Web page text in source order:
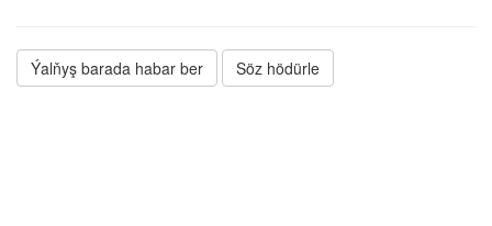
Ýalňyş barada habar ber Söz hödürle